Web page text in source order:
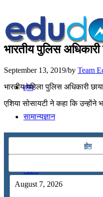
होम
सामान्यज्ञान
गणित
भारतीय पुलिस
September 13, 2019/by Team
भारतीय महिला पुलिस अधिकारी
एशिया सोसायटी ने कहा कि
होम
August 7, 2026